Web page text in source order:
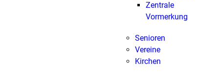
Zentrale
Vormerkung
Senioren
Vereine
Kirchen